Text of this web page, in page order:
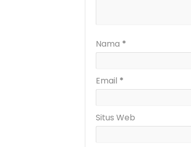
Nama *
Email *
Situs Web